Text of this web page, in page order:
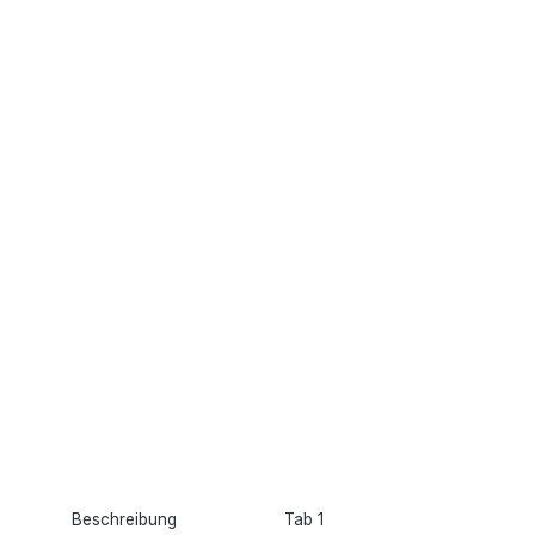
Beschreibung Tab 1